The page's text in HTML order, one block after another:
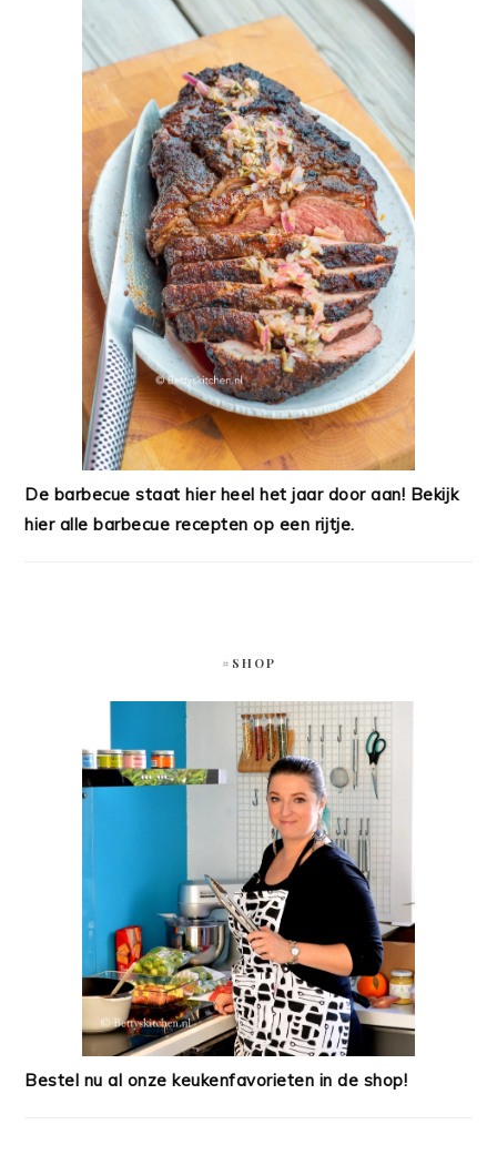
De barbecue staat hier heel het jaar door aan! Bekijk
hier alle barbecue recepten op een rijtje.
#SHOP
Bestel nu al onze keukenfavorieten in de shop!